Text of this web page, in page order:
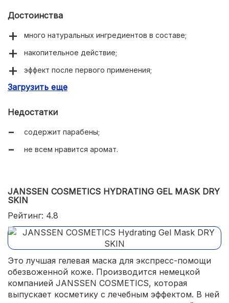
Достоинства
много натуральных ингредиентов в составе;
накопительное действие;
эффект после первого применения;
подходит для всех типов кожи;
Загрузить еще
Недостатки
содержит парабены;
не всем нравится аромат.
JANSSEN COSMETICS HYDRATING GEL MASK DRY
SKIN
Рейтинг: 4.8
Это лучшая гелевая маска для экспресс-помощи
обезвоженной коже. Производится немецкой
компанией JANSSEN COSMETICS, которая
выпускает косметику с лечебным эффектом. В ней